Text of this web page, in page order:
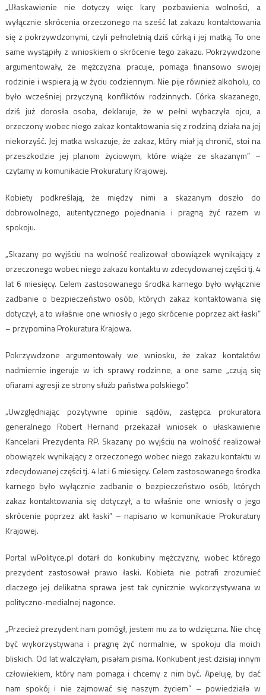
„Ułaskawienie nie dotyczy więc kary pozbawienia wolności, a
wyłącznie skrócenia orzeczonego na sześć lat zakazu kontaktowania
się z pokrzywdzonymi, czyli pełnoletnią dziś córką i jej matką. To one
same wystąpiły z wnioskiem o skrócenie tego zakazu. Pokrzywdzone
argumentowały, że mężczyzna pracuje, pomaga finansowo swojej
rodzinie i wspiera ją w życiu codziennym. Nie pije również alkoholu, co
było wcześniej przyczyną konfliktów rodzinnych. Córka skazanego,
dziś już dorosła osoba, deklaruje, że w pełni wybaczyła ojcu, a
orzeczony wobec niego zakaz kontaktowania się z rodziną działa na jej
niekorzyść. Jej matka wskazuje, że zakaz, który miał ją chronić, stoi na
przeszkodzie jej planom życiowym, które wiąże ze skazanym” –
czytamy w komunikacie Prokuratury Krajowej.
Kobiety podkreślają, że między nimi a skazanym doszło do
dobrowolnego, autentycznego pojednania i pragną żyć razem w
spokoju.
„Skazany po wyjściu na wolność realizował obowiązek wynikający z
orzeczonego wobec niego zakazu kontaktu w zdecydowanej części tj. 4
lat 6 miesięcy. Celem zastosowanego środka karnego było wyłącznie
zadbanie o bezpieczeństwo osób, których zakaz kontaktowania się
dotyczył, a to właśnie one wniosły o jego skrócenie poprzez akt łaski”
– przypomina Prokuratura Krajowa.
Pokrzywdzone argumentowały we wniosku, że zakaz kontaktów
nadmiernie ingeruje w ich sprawy rodzinne, a one same „czują się
ofiarami agresji ze strony służb państwa polskiego”.
„Uwzględniając pozytywne opinie sądów, zastępca prokuratora
generalnego Robert Hernand przekazał wniosek o ułaskawienie
Kancelarii Prezydenta RP. Skazany po wyjściu na wolność realizował
obowiązek wynikający z orzeczonego wobec niego zakazu kontaktu w
zdecydowanej części tj. 4 lat i 6 miesięcy. Celem zastosowanego środka
karnego było wyłącznie zadbanie o bezpieczeństwo osób, których
zakaz kontaktowania się dotyczył, a to właśnie one wniosły o jego
skrócenie poprzez akt łaski” – napisano w komunikacie Prokuratury
Krajowej.
Portal wPolityce.pl dotarł do konkubiny mężczyzny, wobec którego
prezydent zastosował prawo łaski. Kobieta nie potrafi zrozumieć
dlaczego jej delikatna sprawa jest tak cynicznie wykorzystywana w
polityczno-medialnej nagonce.
„Przecież prezydent nam pomógł, jestem mu za to wdzięczna. Nie chcę
być wykorzystywana i pragnę żyć normalnie, w spokoju dla moich
bliskich. Od lat walczyłam, pisałam pisma. Konkubent jest dzisiaj innym
człowiekiem, który nam pomaga i chcemy z nim być. Apeluję, by dać
nam spokój i nie zajmować się naszym życiem” – powiedziała w